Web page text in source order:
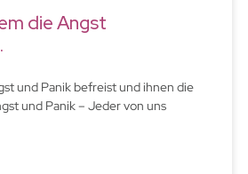
die Angst
und Panik befreist und ihnen die
und Panik – Jeder von uns